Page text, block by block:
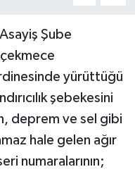
Şube
yürüttüğü
şebekesini
deprem ve sel gibi
hale gelen ağır
numaralarının;